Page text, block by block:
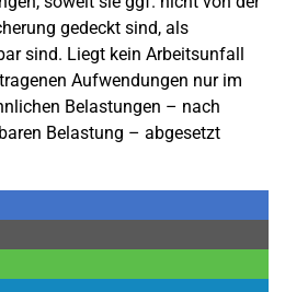
gedeckt sind, als
sind. Liegt kein Arbeitsunfall
Aufwendungen nur im
Belastungen – nach
Belastung – abgesetzt